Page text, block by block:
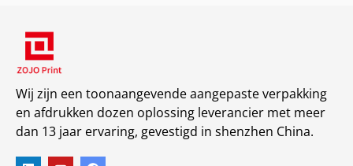
Wij zijn een toonaangevende aangepaste verpakking
en afdrukken dozen oplossing leverancier met meer
dan 13 jaar ervaring, gevestigd in shenzhen China.